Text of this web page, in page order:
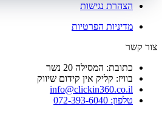
הצהרת נגישות
מדיניות הפרטיות
צור קשר
כתובת: המסילה 20 נשר
בוויז: קליק אין קידום שיווק
info@clickin360.co.il
טלפון: 072-393-6040